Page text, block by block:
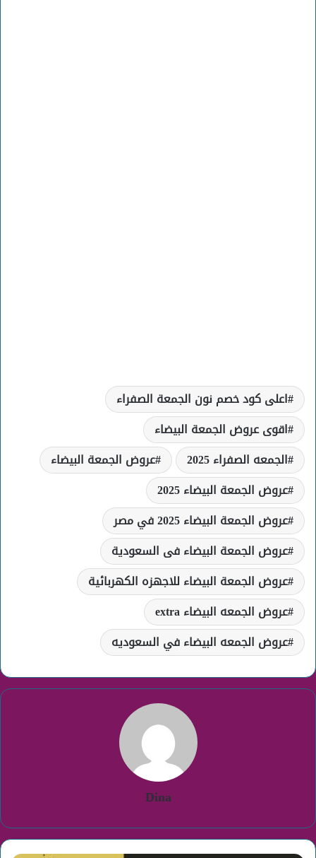
اعلى كود خصم نون الجمعة الصفراء
اقوى عروض الجمعة البيضاء
الجمعه الصفراء 2025
عروض الجمعة البيضاء
عروض الجمعة البيضاء 2025
عروض الجمعة البيضاء 2025 في مصر
عروض الجمعة البيضاء فى السعودية
عروض الجمعة البيضاء للاجهزه الكهربائية
عروض الجمعه البيضاء extra
عروض الجمعه البيضاء في السعوديه
Dina